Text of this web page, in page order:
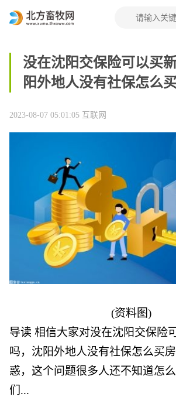
没在沈阳交保险可以买
阳外地人没有社保怎么买
2023-08-07 05:01:05 互联网
(资料图)
导读 相信大家对没在沈阳交保险
吗，沈阳外地人没有社保怎么买
惑，这个问题很多人还不知道怎
们...